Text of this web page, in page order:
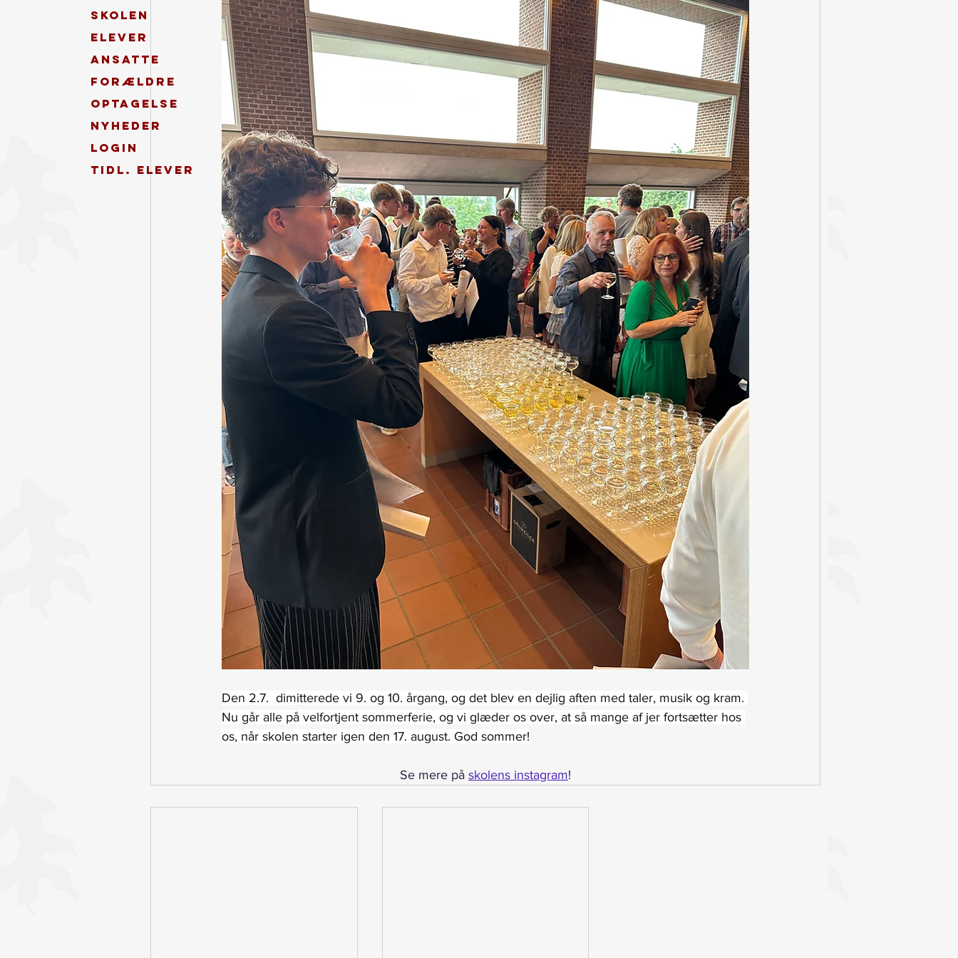
Den 2.7.  dimitterede vi 9. og 10. årgang, og det blev en dejlig aften med taler, musik og kram.
Nu går alle på velfortjent sommerferie, og vi glæder os over, at så mange af jer fortsætter hos
os, når skolen starter igen den 17. august. God sommer!
Se mere på skolens instagram!
Skolen
Elever
Ansatte
Forældre
Optagelse
Nyheder
Login
Tidl. elever